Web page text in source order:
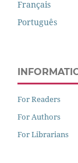
Français
Português
For Readers
For Authors
For Librarians